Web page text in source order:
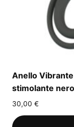
Anello Vibrante
stimolante
30,00 €